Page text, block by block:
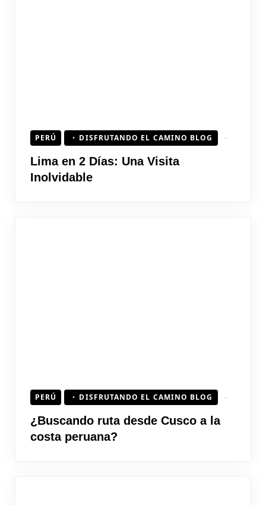
PERÚ DISFRUTANDO EL CAMINO BLOG
Lima en 2 Días: Una Visita
Inolvidable
PERÚ DISFRUTANDO EL CAMINO BLOG
¿Buscando ruta desde Cusco a la
costa peruana?